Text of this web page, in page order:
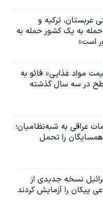
عربستان، ترکیه و
به یک کشور حمله به
است»
مواد غذایی» فائو به
در سه سال گذشته
عراقی به شبه‌نظامیان؛
همسایگان را تحمل
نسخه جدیدی از
پیکان را آزمایش کردند